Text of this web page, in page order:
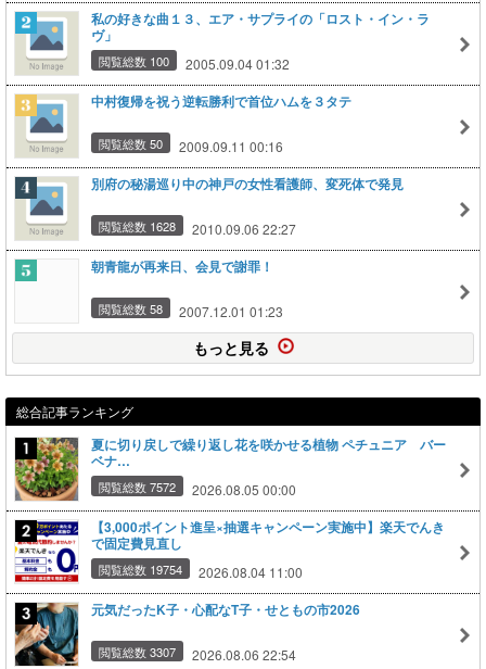
私の好きな曲１３、エア・サプライの「ロスト・イン・ラ
ヴ」
閲覧総数 100 2005.09.04 01:32
中村復帰を祝う逆転勝利で首位ハムを３タテ
閲覧総数 50 2009.09.11 00:16
別府の秘湯巡り中の神戸の女性看護師、変死体で発見
閲覧総数 1628 2010.09.06 22:27
朝青龍が再来日、会見で謝罪！
閲覧総数 58 2007.12.01 01:23
もっと見る
総合記事ランキング
夏に切り戻しで繰り返し花を咲かせる植物 ペチュニア バー
ベナ…
閲覧総数 7572 2026.08.05 00:00
【3,000ポイント進呈×抽選キャンペーン実施中】楽天でんき
で固定費見直し
閲覧総数 19754 2026.08.04 11:00
元気だったK子・心配なT子・せともの市2026
閲覧総数 3307 2026.08.06 22:54